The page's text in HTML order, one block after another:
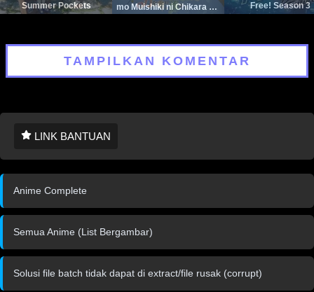
Summer Pockets
mo Muishiki ni Chikara wo
Free! Season 3
TAMPILKAN KOMENTAR
LINK BANTUAN
Anime Complete
Semua Anime (List Bergambar)
Solusi file batch tidak dapat di extract/file rusak (corrupt)